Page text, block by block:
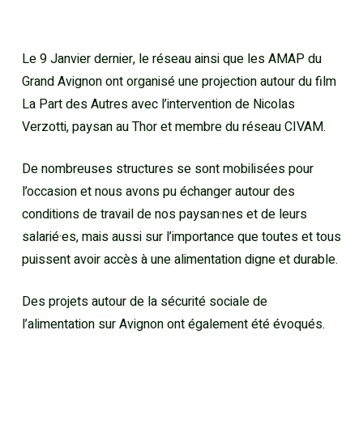
Le 9 Janvier dernier, le réseau ainsi que les AMAP du
Grand Avignon ont organisé une projection autour du film
La Part des Autres avec l’intervention de Nicolas
Verzotti, paysan au Thor et membre du réseau CIVAM.
De nombreuses structures se sont mobilisées pour
l’occasion et nous avons pu échanger autour des
conditions de travail de nos paysan·nes et de leurs
salarié·es, mais aussi sur l’importance que toutes et tous
puissent avoir accès à une alimentation digne et durable.
Des projets autour de la sécurité sociale de
l’alimentation sur Avignon ont également été évoqués.